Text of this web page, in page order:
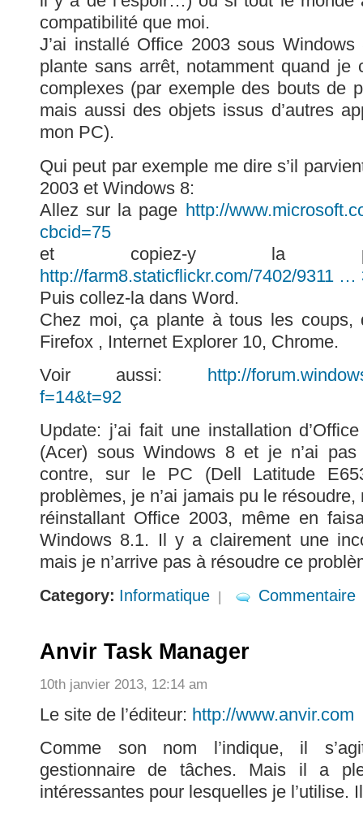
compatibilité que moi.
J’ai installé Office 2003 sous
plante sans arrêt, notamment quand je
complexes (par exemple des bouts de
mais aussi des objets issus d’autres
mon PC).
Qui peut par exemple me dire s’il
2003 et Windows 8:
Allez sur la page http://
cbcid=75
et copiez-y la
http://farm8.staticflickr.com/7402/9311 …
Puis collez-la dans Word.
Chez moi, ça plante à tous les coups,
Firefox , Internet Explorer 10, Chrome.
Voir aussi: http://
f=14&t=92
Update: j’ai fait une installation
(Acer) sous Windows 8 et je n’ai
contre, sur le PC (Dell Latitude
problèmes, je n’ai jamais pu le
réinstallant Office 2003, même en
Windows 8.1. Il y a clairement une
mais je n’arrive pas à résoudre ce
Category: Informatique | Commentaire
Anvir Task Manager
10th janvier 2013, 12:14 am
Le site de l’éditeur: http://www.anvir.com
Comme son nom l’indique, il
gestionnaire de tâches. Mais il a
intéressantes pour lesquelles je l’utilise.